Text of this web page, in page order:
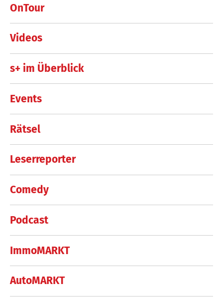
OnTour
Videos
s+ im Überblick
Events
Rätsel
Leserreporter
Comedy
Podcast
ImmoMARKT
AutoMARKT